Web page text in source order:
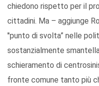
chiedono rispetto per il
cittadini. Ma – aggiunge
''punto di svolta” nelle
sostanzialmente
schieramento di
fronte comune tanto più